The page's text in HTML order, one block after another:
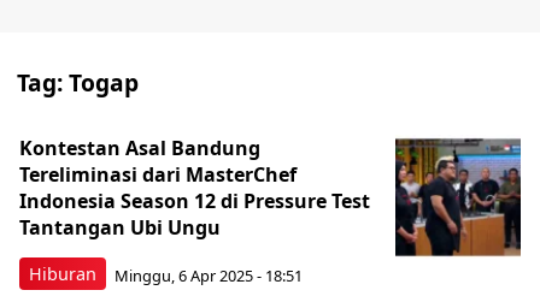
Tag:Togap
Hiburan
Kontestan Asal Bandung
Tereliminasi dari MasterChef
Indonesia Season 12 di Pressure Test
Tantangan Ubi Ungu
Minggu, 6 Apr 2025 - 18:51